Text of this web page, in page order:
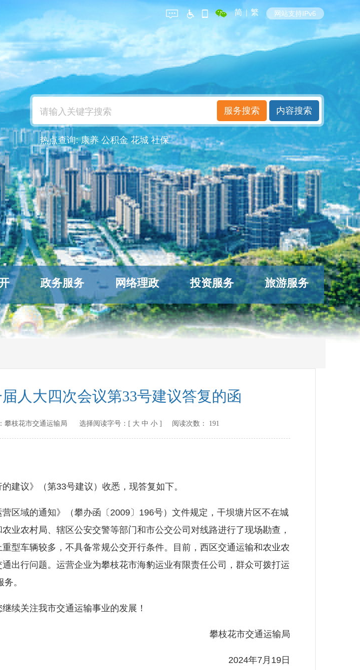
简 | 繁 网站支持IPv6
热点查询:康养 公积金 花城 社保
政务服务 网络理政 投资服务 旅游服务
人大四次会议第33号建议答复的函
攀枝花市交通运输局 选择阅读字号：[ 大 中 小 ] 阅读次数： 191
议》（第33号建议）收悉，现答复如下。
域的通知》（攀办函〔2009〕196号）文件规定，干坝塘片区不在城
业农村局、辖区公安交警等部门和市公交公司对线路进行了现场勘查，
型车辆较多，不具备常规公交开行条件。目前，西区交通运输和农业农
出行问题。运营企业为攀枝花市海豹运业有限责任公司，群众可拨打运
。
关注我市交通运输事业的发展！
攀枝花市交通运输局
2024年7月19日